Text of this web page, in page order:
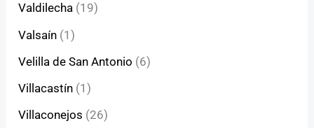
Valdilecha (19)
Valsaín (1)
Velilla de San Antonio (6)
Villacastín (1)
Villaconejos (26)